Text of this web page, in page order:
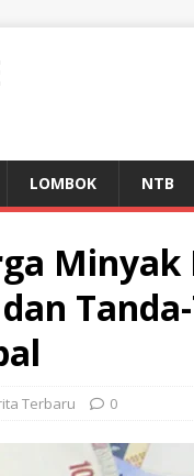
LOMBOK NTB
Terbaru 0